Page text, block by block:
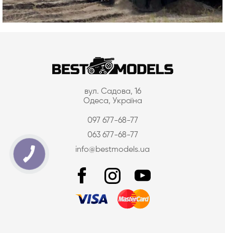
вул. Садова, 16
Одеса, Україна
097 677-68-77
063 677-68-77
info@bestmodels.ua